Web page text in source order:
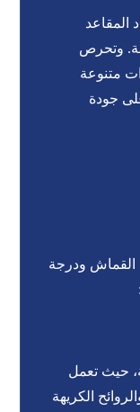
وتحرص
متنوعة
جودة
ودرجة
حيث تعمل
الكريهة